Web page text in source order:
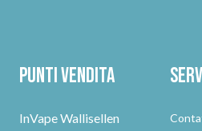
Punti vendita
InVape Wallisellen